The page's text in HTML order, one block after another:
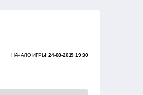
НАЧАЛО ИГРЫ:24-08-2019 19:30